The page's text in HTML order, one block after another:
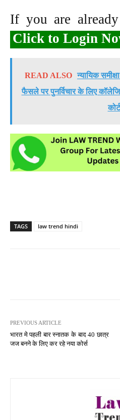
If you are
Click to Login
READ ALSO न्यायिक
फैसले पर पुनर्विचार के लिए
कोर्ट
TAGS law trend hindi
PREVIOUS ARTICLE
भारत मे पहली बार स्नातक के बाद 40 छात्र
जज बनने के लिए कर रहे नया कोर्स